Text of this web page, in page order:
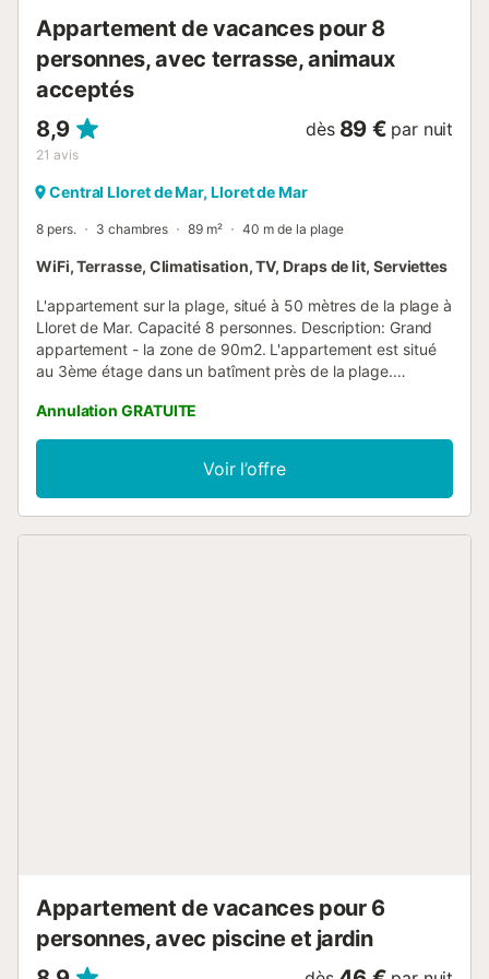
Appartement de vacances pour 8
personnes, avec terrasse, animaux
acceptés
8,9
21 avis
dès 89 € par nuit
Central Lloret de Mar, Lloret de Mar
8 pers. 3 chambres 89 m² 40 m de la plage
WiFi, Terrasse, Climatisation, TV, Draps de lit, Serviettes
L'appartement sur la plage, situé à 50 mètres de la plage à
Lloret de Mar. Capacité 8 personnes. Description: Grand
appartement - la zone de 90m2. L'appartement est situé
au 3ème étage dans un batîment près de la plage.
cuisine entièrement équipée et une terrasse donnant sur la
mer. Possibilité de loger jusqu'à 8 personnes. Intérieur:
L'appartement dispose de trois chambres à coucher, salon,
2 salles de bains, cuisine, terrasse. 1 chambre - lit
superposé, une table de chevet, armoire; 2 chambres - 2
Annulation GRATUITE
Voir l’offre
Appartement de vacances pour 6
personnes, avec piscine et jardin